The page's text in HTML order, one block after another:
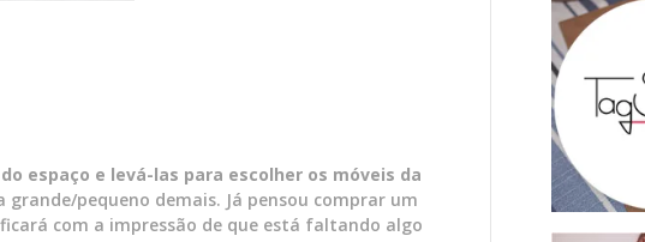
espaço e levá-las para escolher os móveis da
pequeno demais. Já pensou comprar um
com a impressão de que está faltando algo